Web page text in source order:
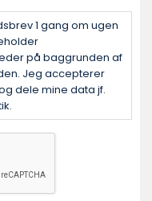
1 gang om ugen
på baggrunden af
Jeg accepterer
dele mine data jf.